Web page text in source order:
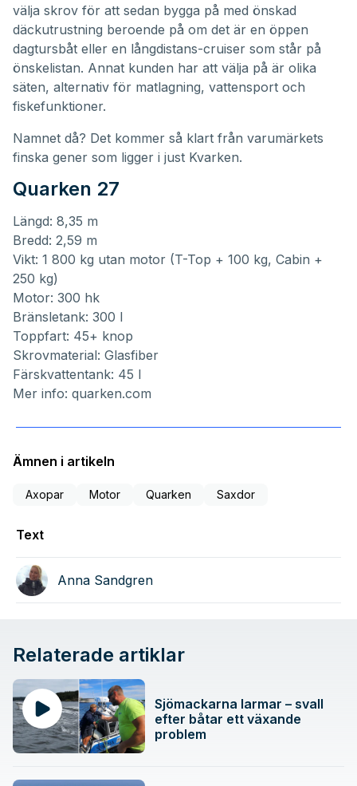
välja skrov för att sedan bygga på med önskad
däckutrustning beroende på om det är en öppen
dagtursbåt eller en långdistans-cruiser som står på
önskelistan. Annat kunden har att välja på är olika
säten, alternativ för matlagning, vattensport och
fiskefunktioner.
Namnet då? Det kommer så klart från varumärkets
finska gener som ligger i just Kvarken.
Quarken 27
Längd: 8,35 m
Bredd: 2,59 m
Vikt: 1 800 kg utan motor (T-Top + 100 kg, Cabin +
250 kg)
Motor: 300 hk
Bränsletank: 300 l
Toppfart: 45+ knop
Skrovmaterial: Glasfiber
Färskvattentank: 45 l
Mer info: quarken.com
Ämnen i artikeln
Axopar Motor Quarken Saxdor
Text
Anna Sandgren
Relaterade artiklar
Sjömackarna larmar – svall
efter båtar ett växande
problem